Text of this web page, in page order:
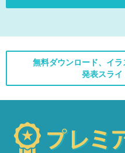
無料ダウンロード、イラ
発表スライ